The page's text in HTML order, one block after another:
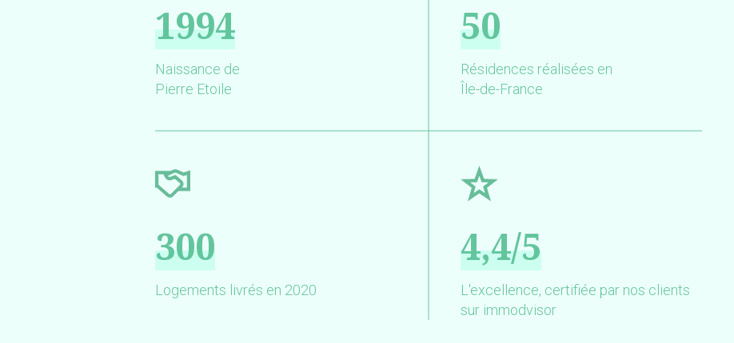
1994
Naissance de
Pierre Etoile
50
Résidences réalisées en
Île-de-France
300
Logements livrés en 2020
4,4/5
L'excellence, certifiée par nos clients
sur immodvisor